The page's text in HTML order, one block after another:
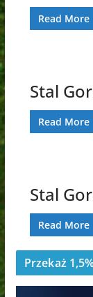
Read More
Stal
Read More
Stal
Read More
Przekaż